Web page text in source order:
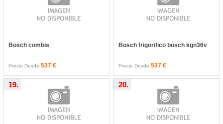
Bosch combis
Precio Desde537 €
Bosch frigorifico bosch kgn36v
Precio Desde 537 €
19. 20.